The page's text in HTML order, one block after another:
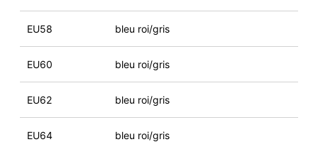
EU58 bleu roi/gris
EU60 bleu roi/gris
EU62 bleu roi/gris
EU64 bleu roi/gris